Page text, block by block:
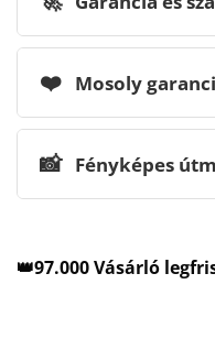
❤️ Mosoly
📸 Fényképes
👑97.000 Vásárló